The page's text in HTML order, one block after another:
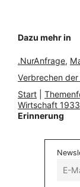
Dazu mehr in
.NurAnfrage,
Verbrechen
Start
Wirtschaft
Erinnerung